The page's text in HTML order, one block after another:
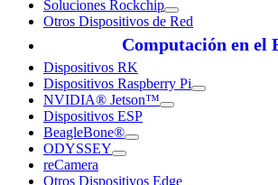
Soluciones Rockchip
Otros Dispositivos de Red
Computación en el
Dispositivos RK
Dispositivos Raspberry Pi
NVIDIA® Jetson™
Dispositivos ESP
BeagleBone®
ODYSSEY
reCamera
Otros Dispositivos Edge